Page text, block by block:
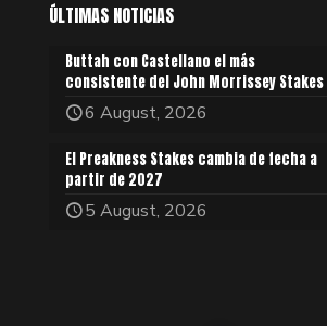
ÚLTIMAS NOTICIAS
Buttah con Castellano el más
consistente del John Morrissey Stakes
6 August, 2026
El Preakness Stakes cambia de fecha a
partir de 2027
5 August, 2026